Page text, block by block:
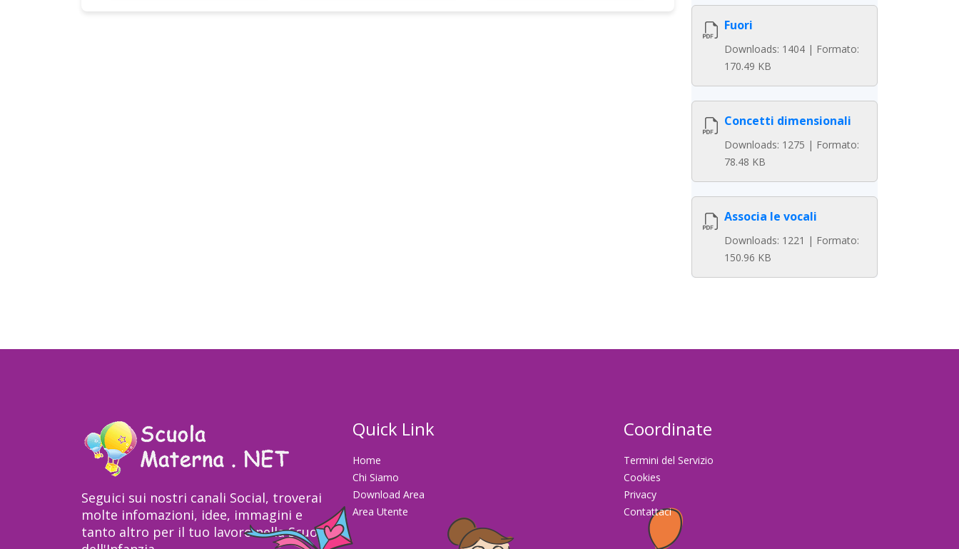
Fuori
Downloads: 1404 | Formato:
170.49 KB
Concetti dimensionali
Downloads: 1275 | Formato:
78.48 KB
Associa le vocali
Downloads: 1221 | Formato:
150.96 KB
Seguici sui nostri canali Social, troverai
molte infomazioni, idee, immagini e
tanto altro per il tuo lavoro nella Scuola
Quick Link
Home
Chi Siamo
Download Area
Area Utente
Coordinate
Termini del Servizio
Cookies
Privacy
Contattaci